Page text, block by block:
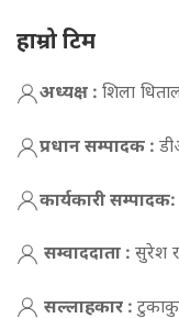
हाम्रो टिम
अध्यक्ष : शिला
प्रधान सम्पादक :
कार्यकारी सम्पादक:
सम्वाददाता : सुरेश
सल्लाहकार :